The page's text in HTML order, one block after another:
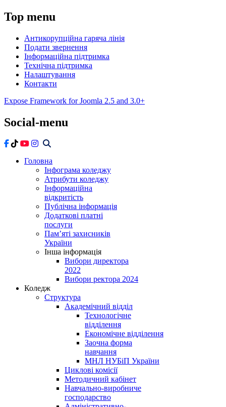
Top menu
Антикорупційна гаряча лінія
Подати звернення
Інформаційна підтримка
Технічна підтримка
Налаштування
Контакти
Expose Framework for Joomla 2.5 and 3.0+
Social-menu
Головна
Інфограма коледжу
Атрибути коледжу
Інформаційна
відкритість
Публічна інформація
Додаткові платні
послуги
Пам’яті захисників
України
Інша інформація
Вибори директора
2022
Вибори ректора 2024
Коледж
Структура
Академічний відділ
Технологічне
відділення
Економічне відділення
Заочна форма
навчання
МНЛ НУБіП України
Циклові комісії
Методичний кабінет
Навчально-виробниче
господарство